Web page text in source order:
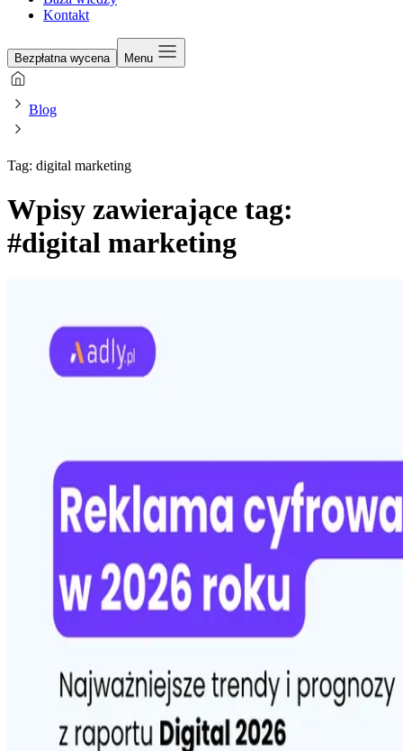
Kontakt
Bezpłatna wycena Menu
Blog
Tag: digital marketing
Wpisy zawierające tag:
#digital marketing